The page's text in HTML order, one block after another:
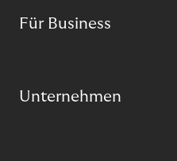
Für Business
Unternehmen